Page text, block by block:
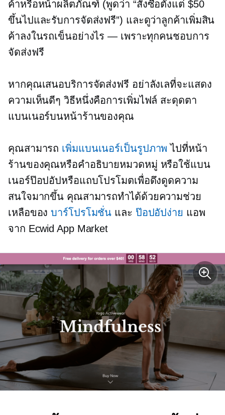
ค้าหรือหน้าผลิตภัณฑ์ (พูดว่า “สั่งซื้อตั้งแต่ $50
ขึ้นไปและรับการจัดส่งฟรี”) และดูว่าลูกค้าเพิ่มสิน
ค้าลงในรถเข็นอย่างไร — เพราะทุกคนชอบการ
จัดส่งฟรี
หากคุณเสนอบริการจัดส่งฟรี อย่าลังเลที่จะแสดง
ความเห็นดีๆ วิธีหนึ่งคือการเพิ่มไฟล์ สะดุดตา
แบนเนอร์บนหน้าร้านของคุณ
คุณสามารถ เพิ่มแบนเนอร์เป็นรูปภาพ ไปที่หน้า
ร้านของคุณหรือคำอธิบายหมวดหมู่ หรือใช้แบน
เนอร์ป๊อปอัปหรือแถบโปรโมตเพื่อดึงดูดความ
สนใจมากขึ้น คุณสามารถทำได้ด้วยความช่วย
เหลือของบาร์โปรโมชั่น และ ป๊อปอัปง่าย แอพ
จาก Ecwid App Market